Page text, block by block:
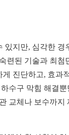
있지만, 심각한 경
련된 기술과 최첨
진단하고, 효과
수구 막힘 해결뿐
교체나 보수까지